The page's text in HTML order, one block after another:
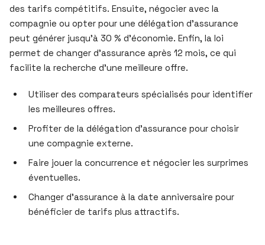
des tarifs compétitifs. Ensuite, négocier avec la
compagnie ou opter pour une délégation d’assurance
peut générer jusqu’à 30 % d’économie. Enfin, la loi
permet de changer d’assurance après 12 mois, ce qui
facilite la recherche d’une meilleure offre.
Utiliser des comparateurs spécialisés pour identifier
les meilleures offres.
Profiter de la délégation d’assurance pour choisir
une compagnie externe.
Faire jouer la concurrence et négocier les surprimes
éventuelles.
Changer d’assurance à la date anniversaire pour
bénéficier de tarifs plus attractifs.